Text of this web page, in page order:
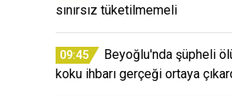
sınırsız tüketilmemeli
09:45
Beyoğlu'nda şüpheli
koku ihbarı gerçeği ortaya